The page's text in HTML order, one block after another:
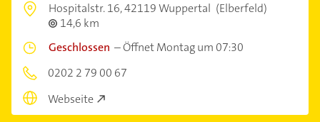
Hospitalstr. 16,42119 Wuppertal (Elberfeld)
14,6 km
Geschlossen –Öffnet Montag um 07:30
0202 2 79 00 67
Webseite